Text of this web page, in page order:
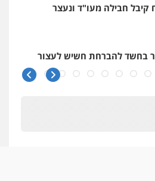
קיבל חבילה מעו"ד ונעצר
בחשד להברחת חשיש לעצור